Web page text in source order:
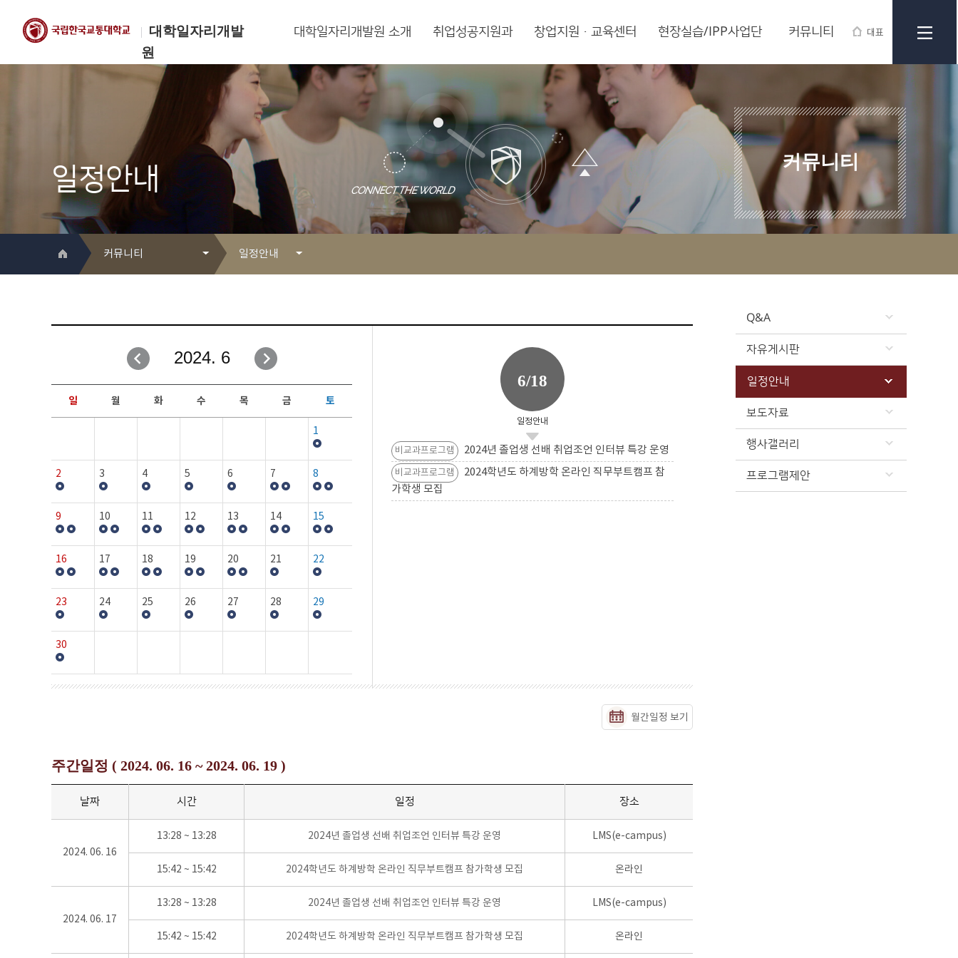
대학일자리개발
원
대표
한국교통대학교
대학일자리개발원
대학일자리개발원 소개 취업성공지원과 창업지원·교육센터 현장실습/IPP사업단 커뮤니티
일정안내
커뮤니티
커뮤니티
취업성공지원과
창업지원·교육센터
현장실습/IPP사업단
커뮤니티
일정안내
자유게시판
일정안내
보도자료
행사갤러리
Q&A
자유게시판
일정안내
보도자료
행사갤러리
프로그램제안
2024. 6
일 월 화 수 목 금 토
1
2 3 4 5 6 7 8
9 10 11 12 13 14 15
16 17 18 19 20 21 22
23 24 25 26 27 28 29
30
6/18
일정안내
비교과프로그램 2024년 졸업생 선배 취업조언 인터뷰 특강 운영
비교과프로그램
2024학년도 하계방학 온라인 직무부트캠프 참
가학생 모집
월간일정 보기
주간일정 ( 2024. 06. 16 ~ 2024. 06. 19 )
날짜 시간 일정 장소
2024. 06. 16
13:28 ~ 13:28 2024년 졸업생 선배 취업조언 인터뷰 특강 운영 LMS(e-campus)
15:42 ~ 15:42 2024학년도 하계방학 온라인 직무부트캠프 참가학생 모집 온라인
2024. 06. 17
13:28 ~ 13:28 2024년 졸업생 선배 취업조언 인터뷰 특강 운영 LMS(e-campus)
15:42 ~ 15:42 2024학년도 하계방학 온라인 직무부트캠프 참가학생 모집 온라인